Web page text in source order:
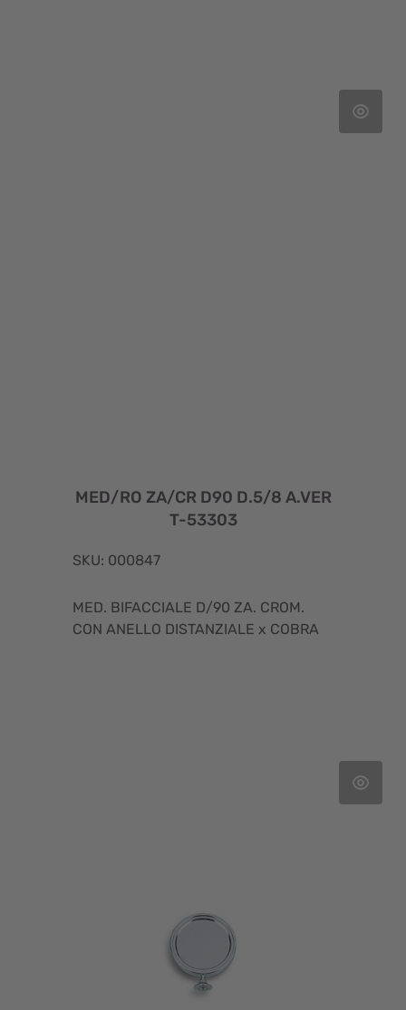
MED/RO ZA/CR D90 D.5/8 A.VER
T-53303
SKU: 000847
MED. BIFACCIALE D/90 ZA. CROM.
CON ANELLO DISTANZIALE x COBRA